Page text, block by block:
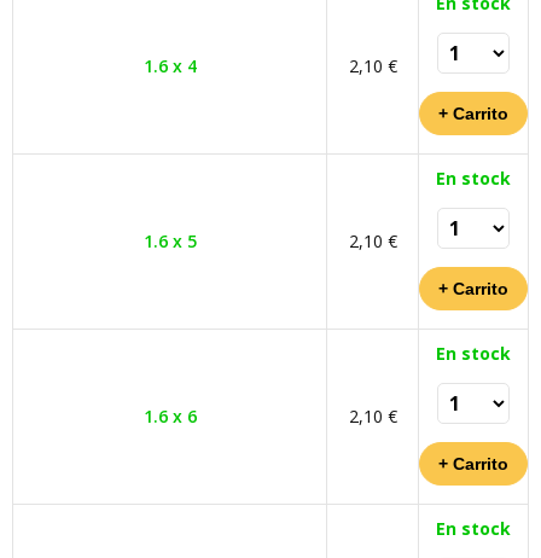
1.6 x 4 2,10 €
1.6 x 5 2,10 €
En stock
1.6 x 6 2,10 €
En stock
En stock